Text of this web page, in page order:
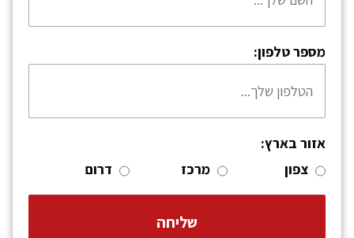
מספר טלפון:
אזור בארץ:
צפון
מרכז דרום